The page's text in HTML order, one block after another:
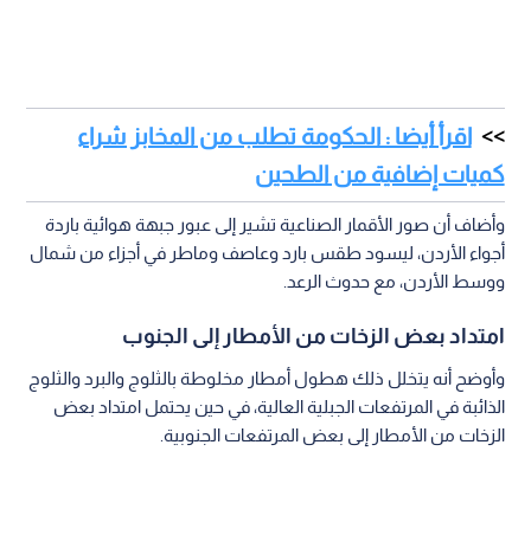
اقرأ أيضا : الحكومة تطلب من المخابز شراء
كميات إضافية من الطحين
وأضاف أن صور الأقمار الصناعية تشير إلى عبور جبهة هوائية باردة
أجواء الأردن، ليسود طقس بارد وعاصف وماطر في أجزاء من شمال
ووسط الأردن، مع حدوث الرعد.
امتداد بعض الزخات من الأمطار إلى الجنوب
وأوضح أنه يتخلل ذلك هطول أمطار مخلوطة بالثلوج والبرد والثلوج
الذائبة في المرتفعات الجبلية العالية، في حين يحتمل امتداد بعض
الزخات من الأمطار إلى بعض المرتفعات الجنوبية.